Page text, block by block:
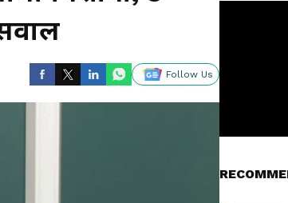
Follow Us